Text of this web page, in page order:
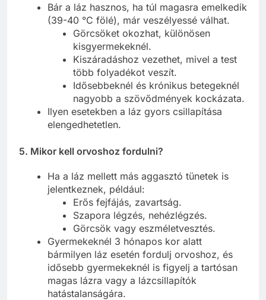
Bár a láz hasznos, ha túl magasra emelkedik
(39-40 °C fölé), már veszélyessé válhat.
Görcsöket okozhat, különösen
kisgyermekeknél.
Kiszáradáshoz vezethet, mivel a test
több folyadékot veszít.
Idősebbeknél és krónikus betegeknél
nagyobb a szövődmények kockázata.
Ilyen esetekben a láz gyors csillapítása
elengedhetetlen.
5. Mikor kell orvoshoz fordulni?
Ha a láz mellett más aggasztó tünetek is
jelentkeznek, például:
Erős fejfájás, zavartság.
Szapora légzés, nehézlégzés.
Görcsök vagy eszméletvesztés.
Gyermekeknél 3 hónapos kor alatt
bármilyen láz esetén fordulj orvoshoz, és
idősebb gyermekeknél is figyelj a tartósan
magas lázra vagy a lázcsillapítók
hatástalanságára.